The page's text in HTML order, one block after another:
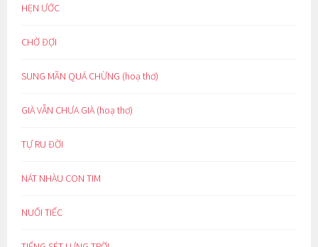
HẸN ƯỚC
CHỜ ĐỢI
SUNG MÃN QUÁ CHỪNG (hoạ thơ)
GIÀ VẪN CHƯA GIÀ (hoạ thơ)
TỰ RU ĐỜI
NÁT NHÀU CON TIM
NUỐI TIẾC